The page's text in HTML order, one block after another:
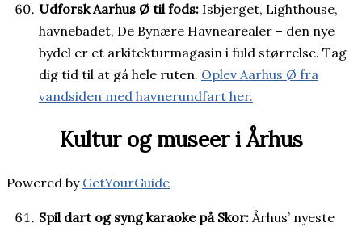
Udforsk Aarhus Ø til fods: Isbjerget, Lighthouse,
havnebadet, De Bynære Havnearealer – den nye
bydel er et arkitekturmagasin i fuld størrelse. Tag
dig tid til at gå hele ruten. Oplev Aarhus Ø fra
vandsiden med havnerundfart her.
Kultur og museer i Århus
Powered by GetYourGuide
Spil dart og syng karaoke på Skor:Århus’ nyeste